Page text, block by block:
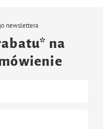
newslettera
na